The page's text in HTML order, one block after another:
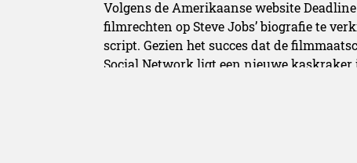
Volgens de Amerikaanse website
filmrechten op Steve Jobs’ biografie te
script. Gezien het succes dat de
Social Network ligt een nieuwe kaskraker